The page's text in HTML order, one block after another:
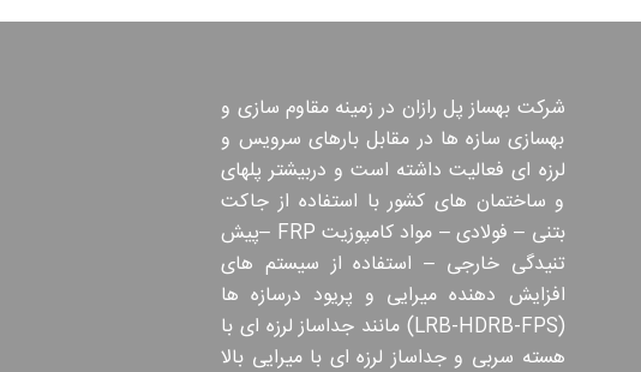
شرکت بهساز پل رازان در زمینه مقاوم سازی و
بهسازی سازه ها در مقابل بارهای سرویس و
لرزه ای فعالیت داشته است و دربیشتر پلهای
و ساختمان های کشور با استفاده از جاکت
بتنی – فولادی – مواد کامپوزیت FRP –پیش
تنیدگی خارجی – استفاده از سیستم های
افزایش دهنده میرایی و پریود درسازه ها
(LRB-HDRB-FPS) مانند جداساز لرزه ای با
هسته سربی و جداساز لرزه ای با میرایی بالا